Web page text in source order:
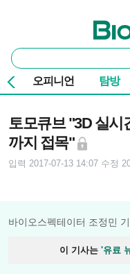
바이오
통
합
검
색
오피니언 탐방
토모큐브 "3D 실시
까지 접목"
입력 2017-07-13 14:07 수정
바이오스펙테이터 조정민
이 기사는 '유료